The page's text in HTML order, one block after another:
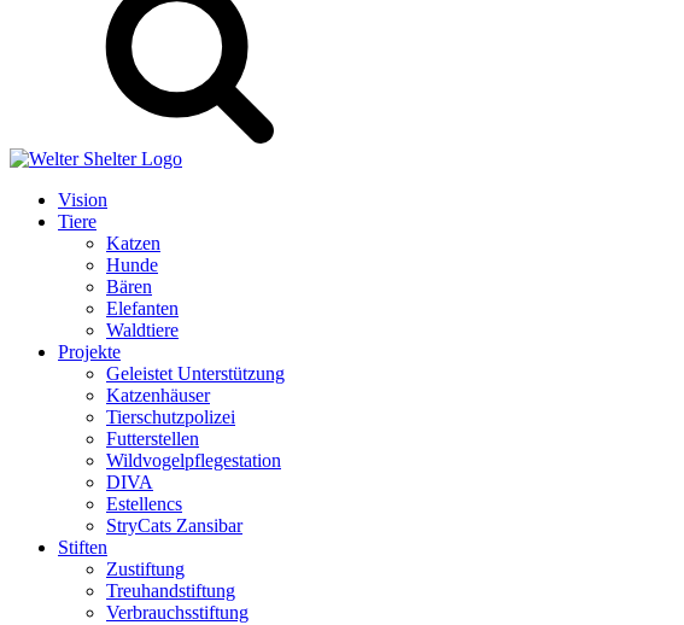
Vision
Tiere
Katzen
Hunde
Bären
Elefanten
Waldtiere
Projekte
Geleistet Unterstützung
Katzenhäuser
Tierschutzpolizei
Futterstellen
Wildvogelpflegestation
DIVA
Estellencs
StryCats Zansibar
Stiften
Zustiftung
Treuhandstiftung
Verbrauchsstiftung